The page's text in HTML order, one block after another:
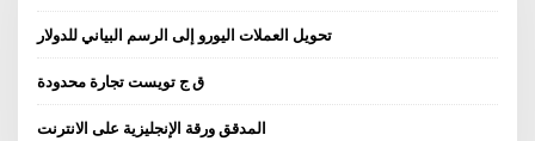
تحويل العملات اليورو إلى الرسم البياني للدولار
ق ج تويست تجارة محدودة
المدقق ورقة الإنجليزية على الانترنت